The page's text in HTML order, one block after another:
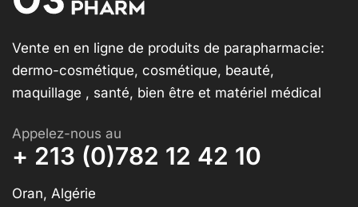
Vente en en ligne de produits de parapharmacie:
dermo-cosmétique, cosmétique, beauté,
maquillage , santé, bien être et matériel médical
Appelez-nous au
+ 213 (0)782 12 42 10
Oran, Algérie